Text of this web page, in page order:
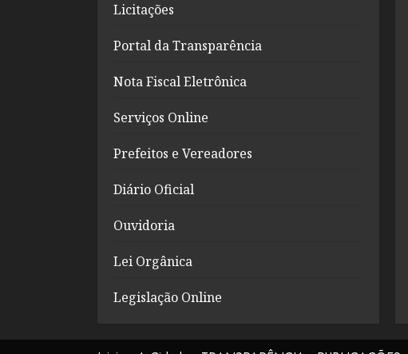
Licitações
Portal da Transparência
Nota Fiscal Eletrônica
Serviços Online
Prefeitos e Vereadores
Diário Oficial
Ouvidoria
Lei Orgânica
Legislação Online